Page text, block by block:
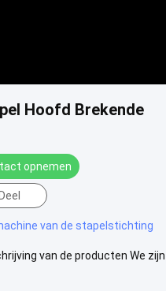
Hoofd Brekende
opnemen
van de stapelstichting
van de producten We zijn